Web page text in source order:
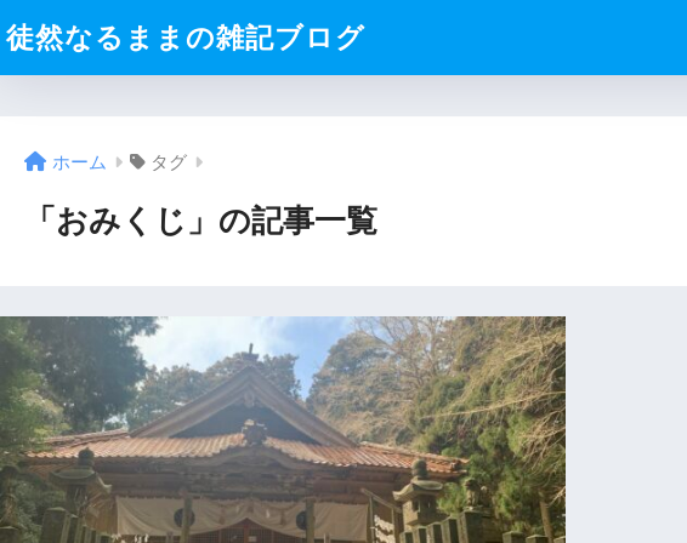
徒然なるままの雑記ブログ
ホーム タグ
「おみくじ」の記事一覧